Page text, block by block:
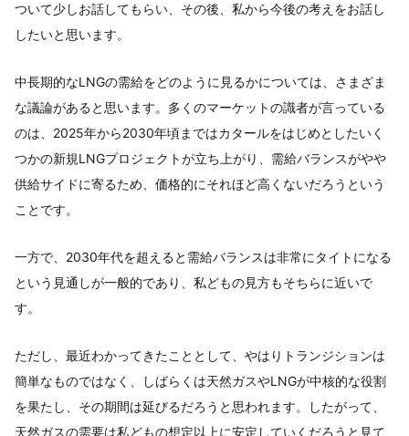
ついて少しお話してもらい、その後、私から今後の考えをお話し
したいと思います。
中長期的なLNGの需給をどのように見るかについては、さまざま
な議論があると思います。多くのマーケットの識者が言っている
のは、2025年から2030年頃まではカタールをはじめとしたいく
つかの新規LNGプロジェクトが立ち上がり、需給バランスがやや
供給サイドに寄るため、価格的にそれほど高くないだろうという
ことです。
一方で、2030年代を超えると需給バランスは非常にタイトになる
という見通しが一般的であり、私どもの見方もそちらに近いで
す。
ただし、最近わかってきたこととして、やはりトランジションは
簡単なものではなく、しばらくは天然ガスやLNGが中核的な役割
を果たし、その期間は延びるだろうと思われます。したがって、
天然ガスの需要は私どもの想定以上に安定していくだろうと見て